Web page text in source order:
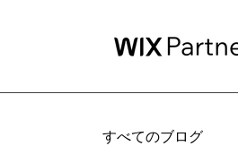
すべてのブログ